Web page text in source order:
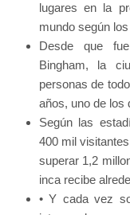
lugares en la
mundo según
Desde que
Bingham, la
personas de
años, uno de los
Según las
400 mil
superar 1,2
inca recibe
• Y cada vez